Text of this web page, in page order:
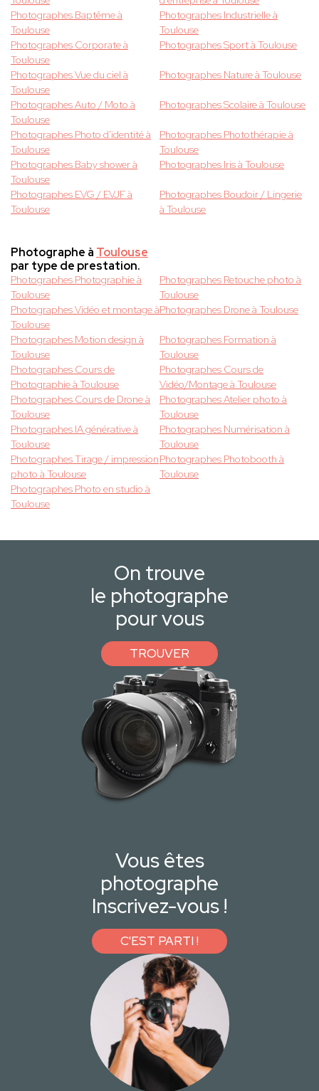
Photographes Baptême à
Toulouse
Photographes Industrielle à
Toulouse
Photographes Corporate à
Toulouse
Photographes Sport à Toulouse
Photographes Vue du ciel à
Toulouse
Photographes Nature à Toulouse
Photographes Auto / Moto à
Toulouse
Photographes Scolaire à Toulouse
Photographes Photo d'identité à
Toulouse
Photographes Photothérapie à
Toulouse
Photographes Baby shower à
Toulouse
Photographes Iris à Toulouse
Photographes EVG / EVJF à
Toulouse
Photographes Boudoir / Lingerie
à Toulouse
Photographe à Toulouse
par type de prestation.
Photographes Photographie à
Toulouse
Photographes Retouche photo à
Toulouse
Photographes Vidéo et montage à
Toulouse
Photographes Drone à Toulouse
Photographes Motion design à
Toulouse
Photographes Formation à
Toulouse
Photographes Cours de
Photographie à Toulouse
Photographes Cours de
Vidéo/Montage à Toulouse
Photographes Cours de Drone à
Toulouse
Photographes Atelier photo à
Toulouse
Photographes IA générative à
Toulouse
Photographes Numérisation à
Toulouse
Photographes Tirage / impression
photo à Toulouse
Photographes Photobooth à
Toulouse
Photographes Photo en studio à
Toulouse
On trouve
le photographe
pour vous
TROUVER
Vous êtes
photographe
Inscrivez-vous !
C'EST PARTI !